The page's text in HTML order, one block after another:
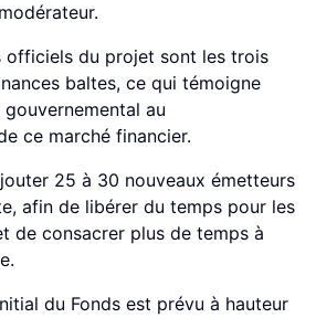
officiels du projet sont les trois
baltes, ce qui témoigne
au
ce marché financier.
25 à 30 nouveaux émetteurs
afin de libérer du temps pour les
de consacrer plus de temps à
du Fonds est prévu à hauteur